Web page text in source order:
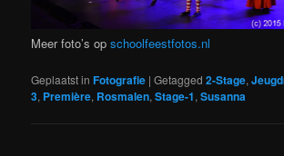
Meer foto’s opschoolfeestfotos.nl
Geplaatst in Fotografie |Getagged 2-Stage,
3, Première, Rosmalen,Stage-1,Susanna